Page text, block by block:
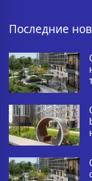
Последние